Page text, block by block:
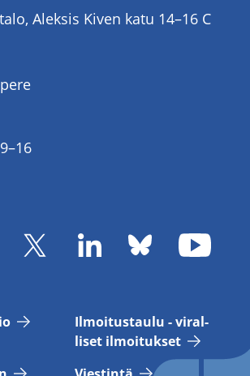
Aleksis Kiven katu 14–16 C
Il­moi­tus­tau­lu - vi­ral­
li­set il­moi­tuk­set